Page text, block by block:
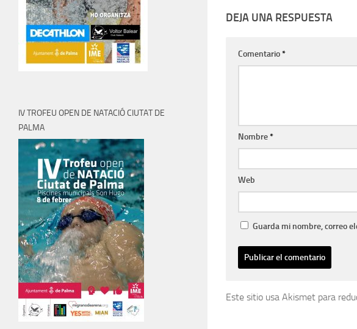
DEJA UNA RESPUESTA
Comentario*
Nombre*
Web
Guarda mi nombre, correo
Este sitio usa Akismet para
IV TROFEU OPEN DE NATACIÓ CIUTAT DE
PALMA